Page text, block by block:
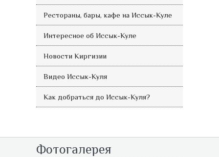
Рестораны, бары, кафе на Иссык-Куле
Интересное об Иссык-Куле
Новости Киргизии
Видео Иссык-Куля
Как добраться до Иссык-Куля?
Фотогалерея